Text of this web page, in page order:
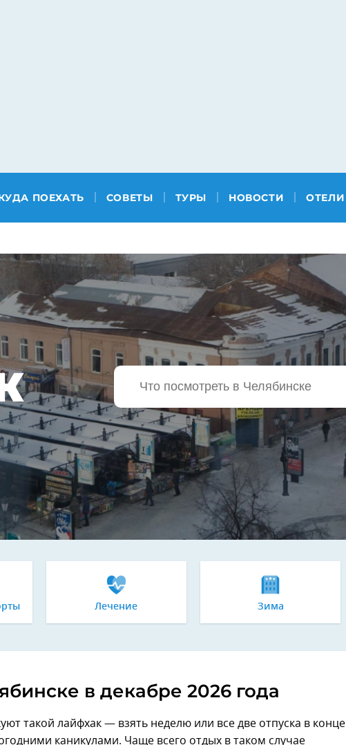
ПОЕХАТЬ СОВЕТЫ ТУРЫ НОВОСТИ ОТЕЛИ
Лечение Зима
в декабре 2026 года
такой лайфхак — взять неделю или все две отпуска в конце
каникулами. Чаще всего отдых в таком случае